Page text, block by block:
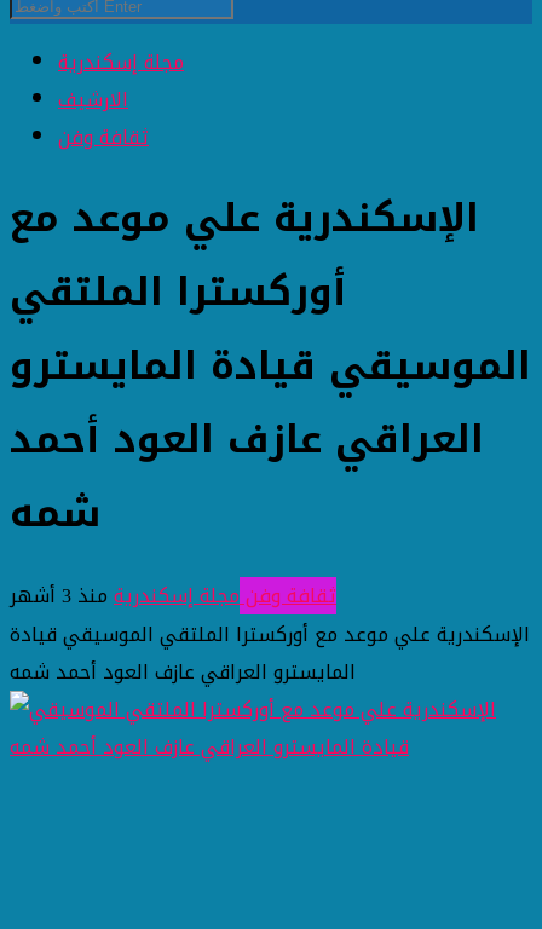
مجلة إسكندرية
الارشيف
ثقافة وفن
الإسكندرية علي موعد مع
أوركسترا الملتقي
الموسيقي قيادة المايسترو
العراقي عازف العود أحمد
شمه
ثقافة وفنمجلة إسكندريةمنذ 3 أشهر
الإسكندرية علي موعد مع أوركسترا الملتقي الموسيقي قيادة
المايسترو العراقي عازف العود أحمد شمه